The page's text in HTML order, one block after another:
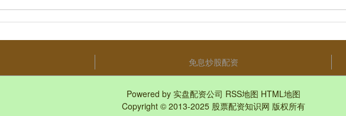
免息炒股配资
Powered by 实盘配资公司 RSS地图 HTML地图
Copyright © 2013-2025 股票配资知识网 版权所有